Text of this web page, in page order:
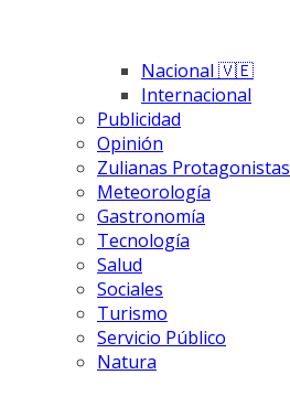
Nacional 🇻🇪
Internacional
Publicidad
Opinión
Zulianas Protagonistas
Meteorología
Gastronomía
Tecnología
Salud
Sociales
Turismo
Servicio Público
Natura